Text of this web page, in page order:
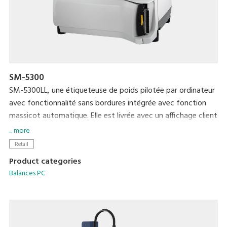
SM-5300
SM-5300LL, une étiqueteuse de poids pilotée par ordinateur
avec fonctionnalité sans bordures intégrée avec fonction
massicot automatique. Elle est livrée avec un affichage client
couleur interactif 7ʼʼ qui peut afficher des annonces efficaces
pour dynamiser les ventes et améliorer le service client. Elle
InfoTag et e.Labels pour des mises à jour de prix constantes
avec un minimum d'intervention humaine.
• Affichage client interactif couleur 7ʼʼ
... more
Retail
Product categories
Balances PC